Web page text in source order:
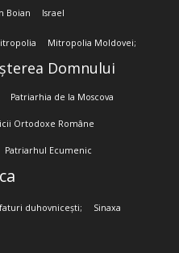
Boian Israel
Mitropolia Moldovei;
Domnului
Patriarhia de la Moscova
Ortodoxe Române
Patriarhul Ecumenic
duhovnicești; Sinaxa